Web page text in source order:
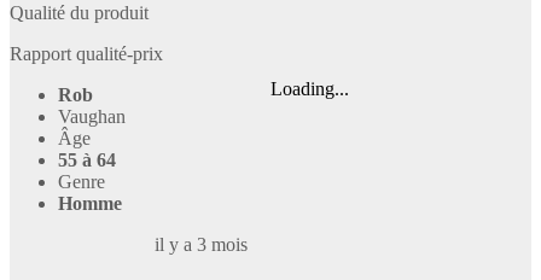
Loading...
Qualité du produit
Rapport qualité-prix
Rob
Vaughan
Âge
55 à 64
Genre
Homme
il y a 3 mois